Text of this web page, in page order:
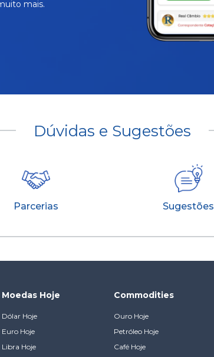
mais.
Dúvidas e Sugestões
Parcerias Sugestões
Moedas Hoje
Dólar Hoje
Euro Hoje
Libra Hoje
Commodities
Ouro Hoje
Petróleo Hoje
Café Hoje